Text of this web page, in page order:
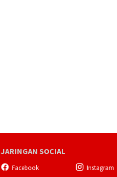
JARINGAN SOCIAL
Facebook Instagram